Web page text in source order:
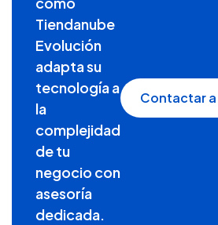
Tiendanube
Evolución
adapta su
tecnología a
la
complejidad
de tu
negocio con
asesoría
dedicada.
Contactar